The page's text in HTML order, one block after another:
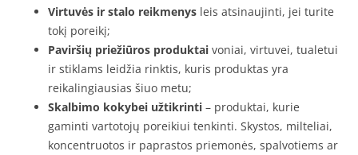
Virtuvės ir stalo reikmenys leis atsinaujinti, jei turite
tokį poreikį;
Paviršių priežiūros produktai voniai, virtuvei, tualetui
ir stiklams leidžia rinktis, kuris produktas yra
reikalingiausias šiuo metu;
Skalbimo kokybei užtikrinti – produktai, kurie
gaminti vartotojų poreikiui tenkinti. Skystos, milteliai,
koncentruotos ir paprastos priemonės, spalvotiems ar